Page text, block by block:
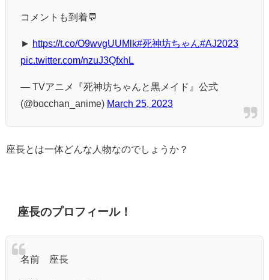
コメントも到着💬
► https://t.co/O9wvgUUMlk#死神坊ちゃん #AJ2023
pic.twitter.com/nzuJ3QfxhL
— TVアニメ『死神坊ちゃんと黒メイド』公式
(@bocchan_anime) March 25, 2023
座長とは一体どんな人物なのでしょうか？
座長のプロフィール！
名前 座長